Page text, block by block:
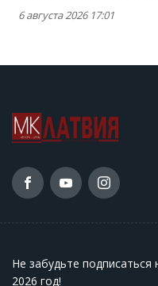
6 августа 2026 17:01
Не забудьте
2026 год!